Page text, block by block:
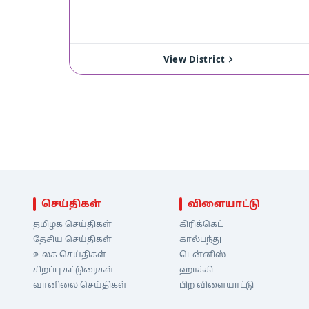
View District
செய்திகள்
தமிழக செய்திகள்
தேசிய செய்திகள்
உலக செய்திகள்
சிறப்பு கட்டுரைகள்
வானிலை செய்திகள்
விளையாட்டு
கிரிக்கெட்
கால்பந்து
டென்னிஸ்
ஹாக்கி
பிற விளையாட்டு